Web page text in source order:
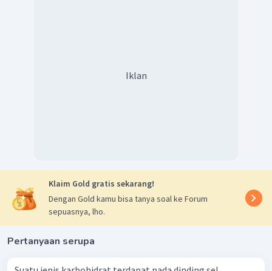
Iklan
Klaim Gold gratis sekarang!
Dengan Gold kamu bisa tanya soal ke Forum
sepuasnya, lho.
Pertanyaan serupa